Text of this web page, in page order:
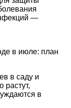
—
в июле: план
в саду и
растут,
в